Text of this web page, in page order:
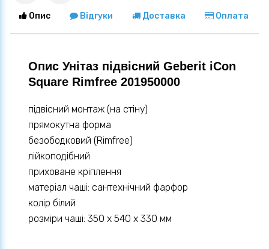
Опис Відгуки Доставка Оплата
Опис Унітаз підвісний Geberit iCon
Square Rimfree 201950000
підвісний монтаж (на стіну)
прямокутна форма
безободковий (Rimfree)
лійкоподібний
приховане кріплення
матеріал чаші: сантехнічний фарфор
колір білий
розміри чаші: 350 х 540 х 330 мм